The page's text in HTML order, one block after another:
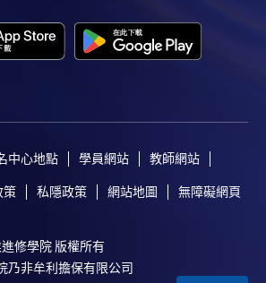
中心地點 學員網站 教師網站
策 私隱政策 網站地圖 無障礙網頁
修學院 版權所有
乃非牟利擔保有限公司